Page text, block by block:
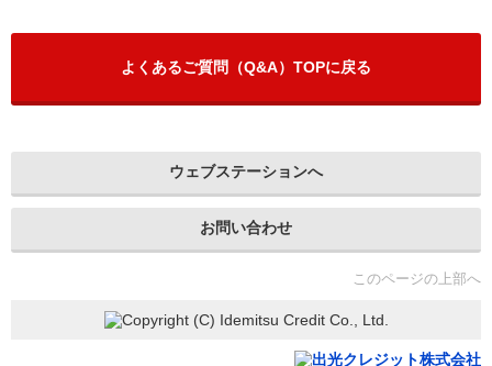
よくあるご質問（Q&A）TOPに戻る
ウェブステーションへ
お問い合わせ
このページの上部へ